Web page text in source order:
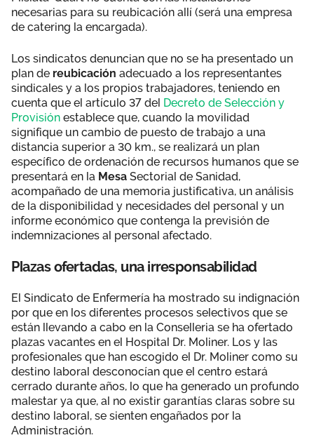
necesarias para su reubicación allí (será una empresa
de catering la encargada).
Los sindicatos denuncian que no se ha presentado un
plan de reubicación adecuado a los representantes
sindicales y a los propios trabajadores, teniendo en
cuenta que el artículo 37 del Decreto de Selección y
Provisión establece que, cuando la movilidad
signifique un cambio de puesto de trabajo a una
distancia superior a 30 km., se realizará un plan
específico de ordenación de recursos humanos que se
presentará en la Mesa Sectorial de Sanidad,
acompañado de una memoria justificativa, un análisis
de la disponibilidad y necesidades del personal y un
informe económico que contenga la previsión de
indemnizaciones al personal afectado.
Plazas ofertadas, una irresponsabilidad
El Sindicato de Enfermería ha mostrado su indignación
por que en los diferentes procesos selectivos que se
están llevando a cabo en la Conselleria se ha ofertado
plazas vacantes en el Hospital Dr. Moliner. Los y las
profesionales que han escogido el Dr. Moliner como su
destino laboral desconocían que el centro estará
cerrado durante años, lo que ha generado un profundo
malestar ya que, al no existir garantías claras sobre su
destino laboral, se sienten engañados por la
Administración.